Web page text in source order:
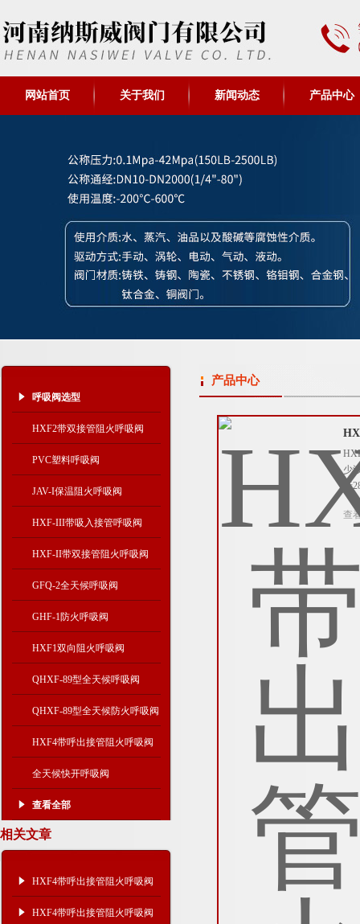
网站首页 关于我们 新闻动态 产品中心
呼吸阀选型
HXF2带双接管阻火呼吸阀
PVC塑料呼吸阀
JAV-I保温阻火呼吸阀
HXF-III带吸入接管呼吸阀
HXF-II带双接管阻火呼吸阀
GFQ-2全天候呼吸阀
GHF-1防火呼吸阀
HXF1双向阻火呼吸阀
QHXF-89型全天候呼吸阀
QHXF-89型全天候防火呼吸阀
HXF4带呼出接管阻火呼吸阀
全天候快开呼吸阀
查看全部
相关文章
HXF4带呼出接管阻火呼吸阀
工作介质及环境温度
HXF4带呼出接管阻火呼吸阀
产品中心
少
查